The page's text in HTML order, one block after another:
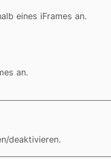
Eine
Gespräch,
Gesprächen und
erfahren
eines iFrames an.
an.
deaktivieren.